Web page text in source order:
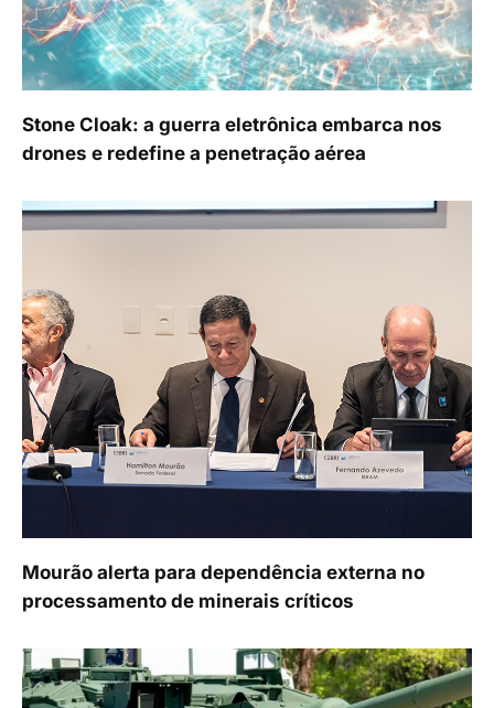
Stone Cloak: a guerra eletrônica embarca nos
drones e redefine a penetração aérea
Mourão alerta para dependência externa no
processamento de minerais críticos